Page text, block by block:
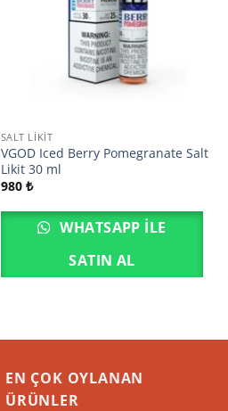
SALT LIKIT
VGOD Iced Berry Pomegranate Salt
Likit 30 ml
980 ₺
WHATSAPP ILE
SATIN AL
EN ÇOK OYLANAN
ÜRÜNLER